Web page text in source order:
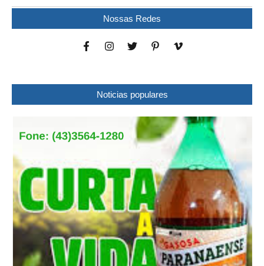
Nossas Redes
Noticias populares